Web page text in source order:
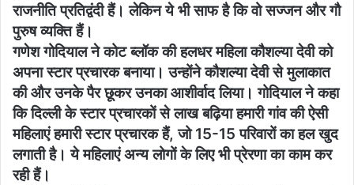
राजनीति प्रतिद्वंदी हैं। लेकिन ये भी साफ है कि वो सज्जन और गौ
पुरुष व्यक्ति हैं।
गणेश गोदियाल ने कोट ब्लॉक की हलधर महिला कौशल्या देवी को
अपना स्टार प्रचारक बनाया। उन्होंने कौशल्या देवी से मुलाकात
की और उनके पैर छूकर उनका आशीर्वाद लिया। गोदियाल ने कहा
कि दिल्ली के स्टार प्रचारकों से लाख बढ़िया हमारी गांव की ऐसी
महिलाएं हमारी स्टार प्रचारक हैं, जो 15-15 परिवारों का हल खुद
लगाती है। ये महिलाएं अन्य लोगों के लिए भी प्रेरणा का काम कर
रही हैं।